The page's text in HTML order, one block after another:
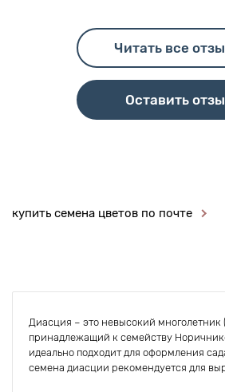
Читать все
Оставить
купить семена цветов по почте
Диасция – это невысокий многолетник
принадлежащий к семейству
идеально подходит для оформления
семена диасции рекомендуется для